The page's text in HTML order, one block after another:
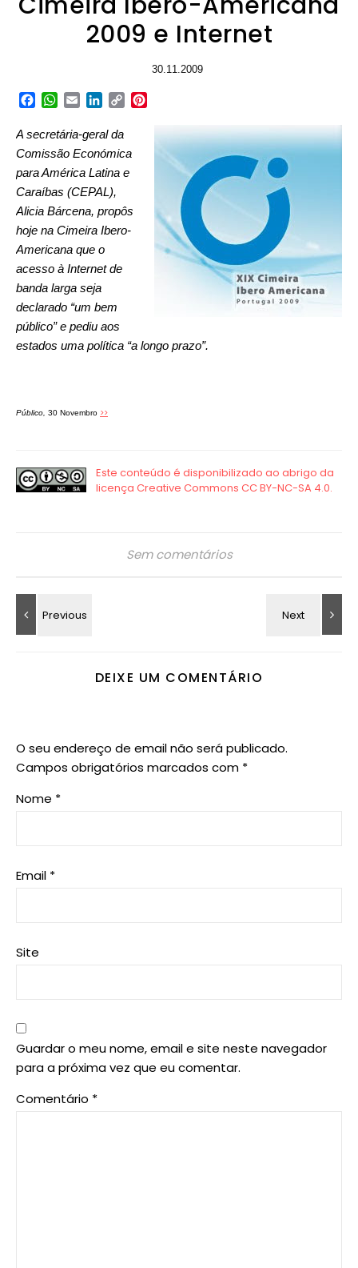
2009 e Internet
30.11.2009
Facebook
WhatsApp
EmailLinkedIn
Copy
A secretária-geral da
Comissão Económica
para América Latina e
Caraíbas (CEPAL),
Alicia Bárcena, propôs
hoje na Cimeira Ibero-
Americana que o
acesso à Internet de
banda larga seja
declarado “um bem
público” e pediu aos
estados uma política “a longo prazo”.
Público, 30 Novembro >>
Sem comentários
DEIXE UM COMENTÁRIO
O seu endereço de email não será publicado.
Campos obrigatórios marcados com *
Nome *
Email *
Site
Guardar o meu nome, email e site neste navegador
para a próxima vez que eu comentar.
Comentário *